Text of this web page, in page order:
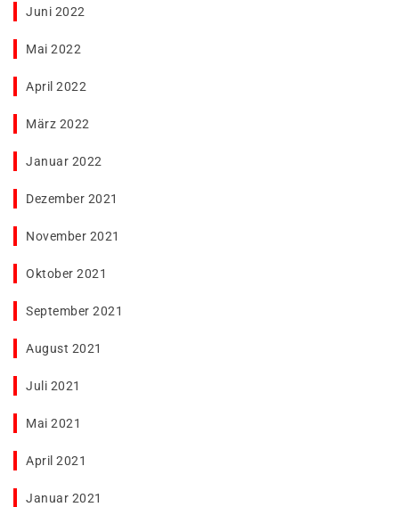
Juni 2022
Mai 2022
April 2022
März 2022
Januar 2022
Dezember 2021
November 2021
Oktober 2021
September 2021
August 2021
Juli 2021
Mai 2021
April 2021
Januar 2021